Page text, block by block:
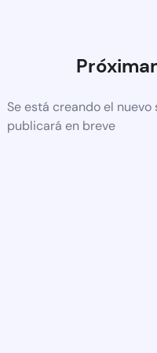
Se está creando el
publicará en breve